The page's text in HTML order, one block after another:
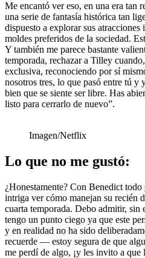
Me encantó ver eso, en una era tan
una serie de fantasía histórica tan
dispuesto a explorar sus
moldes preferidos de la sociedad.
Y también me parece bastante
temporada, rechazar a Tilley
exclusiva, reconociendo por sí
nosotros tres, lo que pasó entre tú y
bien que se siente ser libre. Has
listo para cerrarlo de nuevo”.
Imagen/Netflix
Lo que no me gustó:
¿Honestamente? Con Benedict
intriga ver cómo manejan su recién
cuarta temporada. Debo admitir, sin
tengo un punto ciego ya que este
y en realidad no ha sido
recuerde — estoy segura de que
me perdí de algo, ¡y les invito a que